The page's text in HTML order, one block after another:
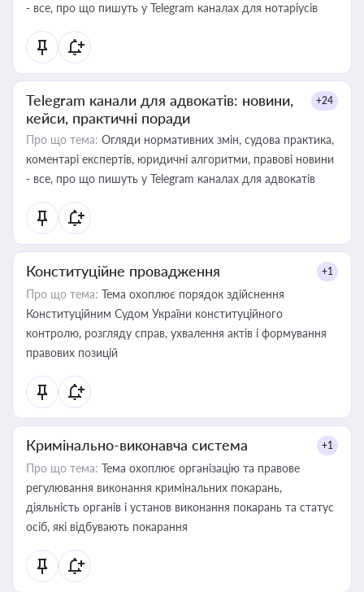
- все, про що пишуть у Telegram каналах для нотаріусів
Telegram канали для адвокатів: новини,
кейси, практичні поради
+24
Про що тема: Огляди нормативних змін, судова практика,
коментарі експертів, юридичні алгоритми, правові новини
- все, про що пишуть у Telegram каналах для адвокатів
Конституційне провадження +1
Про що тема: Тема охоплює порядок здійснення
Конституційним Судом України конституційного
контролю, розгляду справ, ухвалення актів і формування
правових позицій
Кримінально-виконавча система +1
Про що тема: Тема охоплює організацію та правове
регулювання виконання кримінальних покарань,
діяльність органів і установ виконання покарань та статус
осіб, які відбувають покарання